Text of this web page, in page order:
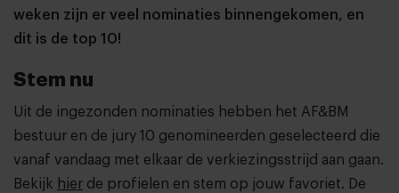
weken zijn er veel nominaties binnengekomen, en
dit is de top 10!
Stem nu
Uit de ingezonden nominaties hebben het AF&BM
bestuur en de jury 10 genomineerden geselecteerd die
vanaf vandaag met elkaar de verkiezingsstrijd aan gaan.
Bekijk hier de profielen en stem op jouw favoriet. De